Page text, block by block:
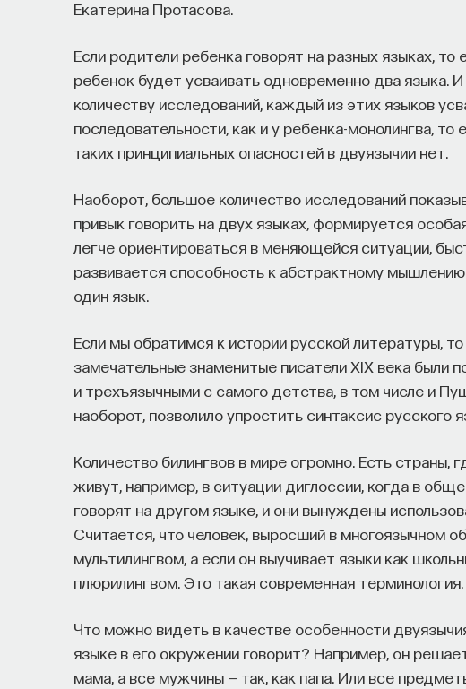
Екатерина Протасова.
Если родители ребенка говорят на разных языках,
ребенок будет усваивать одновременно два языка.
количеству исследований, каждый из этих языков
последовательности, как и у ребенка-монолингва, то
таких принципиальных опасностей в двуязычии нет.
Наоборот, большое количество исследований
привык говорить на двух языках, формируется
легче ориентироваться в меняющейся ситуации,
развивается способность к абстрактному
один язык.
Если мы обратимся к истории русской литературы,
замечательные знаменитые писатели XIX века были
и трехъязычными с самого детства, в том числе и
наоборот, позволило упростить синтаксис русского
Количество билингвов в мире огромно. Есть страны,
живут, например, в ситуации диглоссии, когда в
говорят на другом языке, и они вынуждены
Считается, что человек, выросший в многоязычном
мультилингвом, а если он выучивает языки как
плюрилингвом. Это такая современная терминология.
Что можно видеть в качестве особенности
языке в его окружении говорит? Например, он
мама, а все мужчины — так, как папа. Или все
о происходящем в мире?
Как философия помогает понять мир, в котором мы
представления об окружающей действительности и
и другие вопросы можно найти, записавшисьна курс
Слушатели курса убедятся в том, что философский
современного человека.
Пройдя этот курс, вы:
— Овладеете ключевыми для независимого мышления
— Узнаете, как философия отвечает на
пространство и что такое время? Что значит
сознание? Реальна ли реальность и откуда мы
— Переосмыслите границы доверия собственному
Автор курса:Диана Гаспарян— кандидат
и культурологии факультета гуманитарных наук
НАД МАТЕРИАЛОМ РАБОТАЛИ